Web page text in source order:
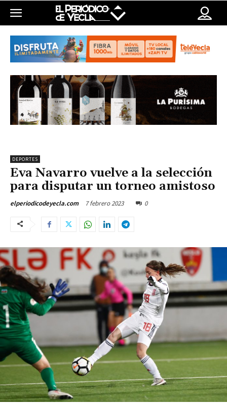
DEPORTES
Eva Navarro vuelve a la selección
para disputar un torneo amistoso
elperiodicodeyecla.com 7 febrero 2023 0